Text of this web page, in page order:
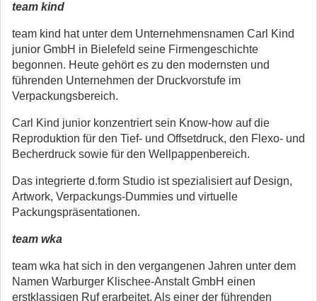
team kind
team kind hat unter dem Unternehmensnamen Carl Kind
junior GmbH in Bielefeld seine Firmengeschichte
begonnen. Heute gehört es zu den modernsten und
führenden Unternehmen der Druckvorstufe im
Verpackungsbereich.
Carl Kind junior konzentriert sein Know-how auf die
Reproduktion für den Tief- und Offsetdruck, den Flexo- und
Becherdruck sowie für den Wellpappenbereich.
Das integrierte d.form Studio ist spezialisiert auf Design,
Artwork, Verpackungs-Dummies und virtuelle
Packungspräsentationen.
team wka
team wka hat sich in den vergangenen Jahren unter dem
Namen Warburger Klischee-Anstalt GmbH einen
erstklassigen Ruf erarbeitet. Als einer der führenden